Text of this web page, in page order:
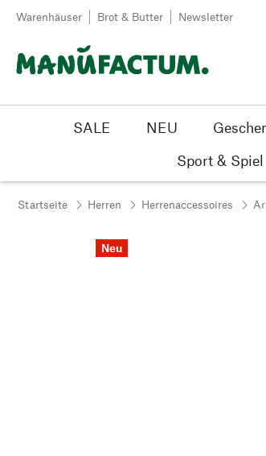
Zum Inhalt springen
Warenhäuser Brot & Butter Newsletter
SALE NEU
Sport & Spiel
Startseite Herren Herrenaccessoires
Neu